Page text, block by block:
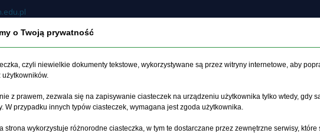
O czasopiśmie Archiwum Etyka Instrukcja dla
Strona główna >Archiwum>zeszyt 4>
o Twoją prywatność
czyli niewielkie dokumenty tekstowe, wykorzystywane są przez witryny internetowe, aby
użytkowników.
z prawem, zezwala się na zapisywanie ciasteczek na urządzeniu użytkownika tylko wtedy, gdy
W przypadku innych typów ciasteczek, wymagana jest zgoda użytkownika.
strona wykorzystuje różnorodne ciasteczka, w tym te dostarczane przez zewnętrzne serwisy,